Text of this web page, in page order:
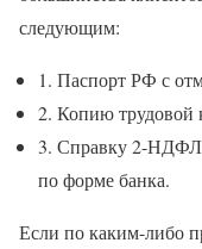
следующим:
1. Паспорт РФ с
2. Копию трудовой
3. Справку 2-НДФЛ
по форме банка.
Если по каким-либо